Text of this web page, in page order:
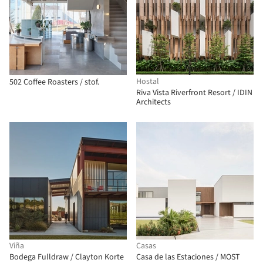
502 Coffee Roasters / stof.
Hostal
Riva Vista Riverfront Resort / IDIN
Architects
Viña
Bodega Fulldraw / Clayton Korte
Casas
Casa de las Estaciones / MOST